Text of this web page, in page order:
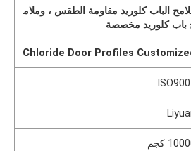
الباب كلوريد مقاومة الطقس ، وملام
باب كلوريد مخصصة
Chloride Door Profiles
كجم